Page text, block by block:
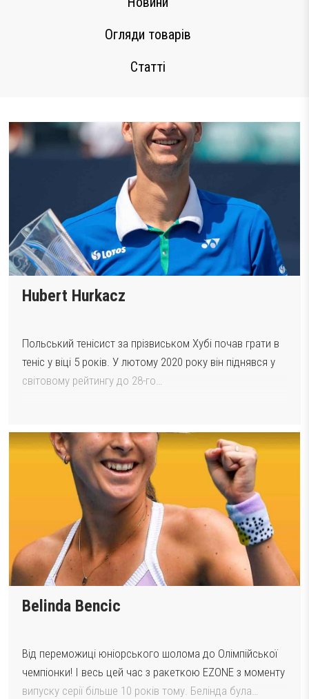
Огляди товарів
Статті
Hubert Hurkacz
Польський тенісист за прізвиськом Хубі почав грати в
теніс у віці 5 років. У лютому 2020 року він піднявся у
світовому рейтингу до 28-го…
Belinda Bencic
Від переможиці юніорського шолома до Олімпійської
чемпіонки! І весь цей час з ракеткою EZONE з моменту
випуску серії більше 10 років тому. Белінда була…